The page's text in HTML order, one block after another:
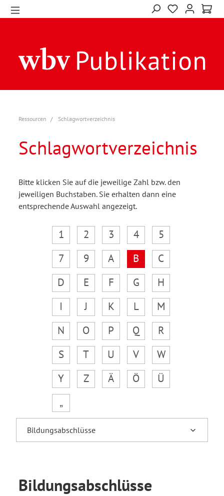
Ressourcen Schlagwortverzeichnis
Schlagwortverzeichnis
Bitte klicken Sie auf die jeweilige Zahl bzw. den
jeweiligen Buchstaben. Sie erhalten dann eine
entsprechende Auswahl angezeigt.
1 2 3 4
5
7
9 A B
C
D
E F G
H
I
J K L
M
N
O P Q
R
S
T U V
W
Y
Z Ä Ö
Ü
„
Bildungsabschlüsse